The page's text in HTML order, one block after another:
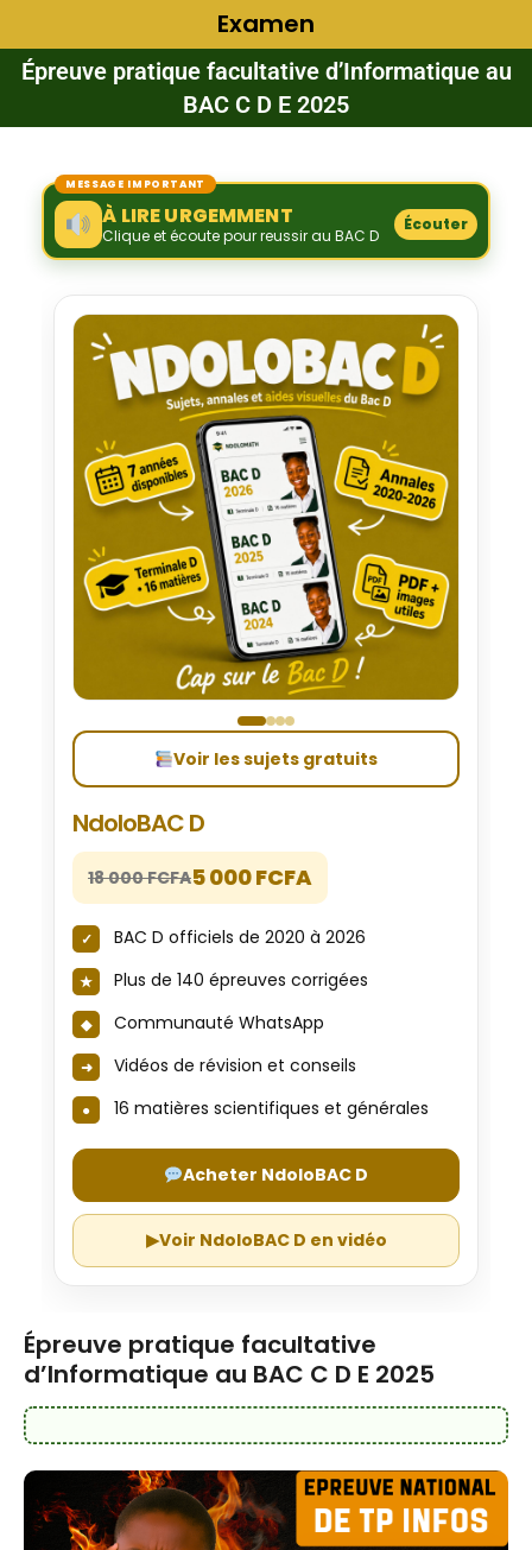
Examen
Épreuve pratique facultative d’Informatique au
BAC C D E 2025
MESSAGE IMPORTANT
À LIRE URGEMMENT
Clique et écoute pour reussir au BAC D
Écouter
Voir les sujets gratuits
NdoloBAC D
18 000 FCFA5 000 FCFA
BAC D officiels de 2020 à 2026
Plus de 140 épreuves corrigées
Communauté WhatsApp
Vidéos de révision et conseils
16 matières scientifiques et générales
Acheter NdoloBAC D
▶Voir NdoloBAC D en vidéo
Épreuve pratique facultative
d’Informatique au BAC C D E 2025